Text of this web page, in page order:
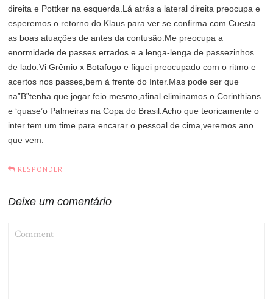
direita e Pottker na esquerda.Lá atrás a lateral direita preocupa e
esperemos o retorno do Klaus para ver se confirma com Cuesta
as boas atuações de antes da contusão.Me preocupa a
enormidade de passes errados e a lenga-lenga de passezinhos
de lado.Vi Grêmio x Botafogo e fiquei preocupado com o ritmo e
acertos nos passes,bem à frente do Inter.Mas pode ser que
na”B”tenha que jogar feio mesmo,afinal eliminamos o Corinthians
e ‘quase’o Palmeiras na Copa do Brasil.Acho que teoricamente o
inter tem um time para encarar o pessoal de cima,veremos ano
que vem.
RESPONDER
Deixe um comentário